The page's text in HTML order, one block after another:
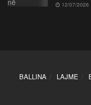
12/07/2026
BALLINA LAJME